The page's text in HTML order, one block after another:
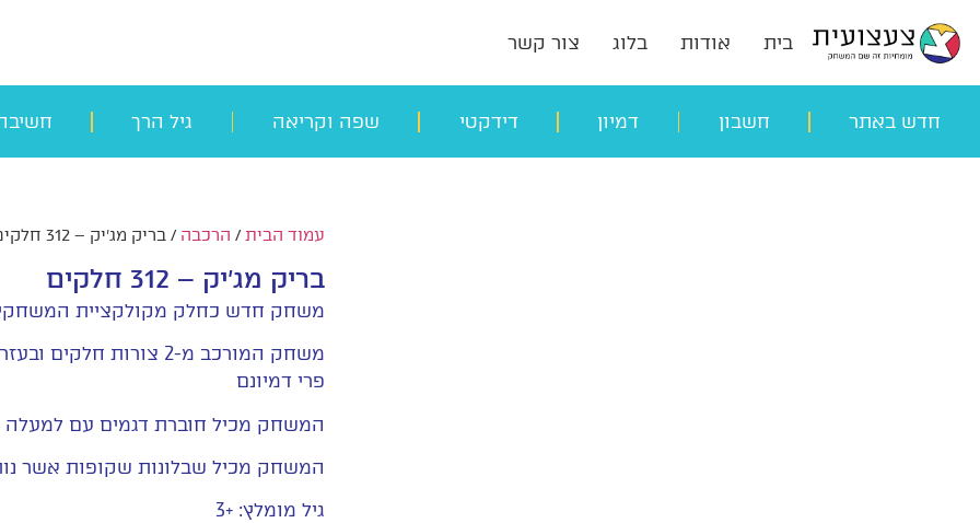
בית אודות בלוג צור קשר
חדש באתר חשבון דמיון דידקטי שפה וקריאה גיל הרך
עמוד הבית/ הרכבה / בריק מג'יק – 312 חלקים
בריק מג'יק – 312 חלקים
משחק חדש כחלק מקולקציית
משחק המורכב מ-2
פרי דמיונם
המשחק מכיל חוברת דגמים עם למעלה מ-40 אפשרויות בדרגות קושי
המשחק מכיל שבלונות שקופות אשר
גיל מומלץ: +3